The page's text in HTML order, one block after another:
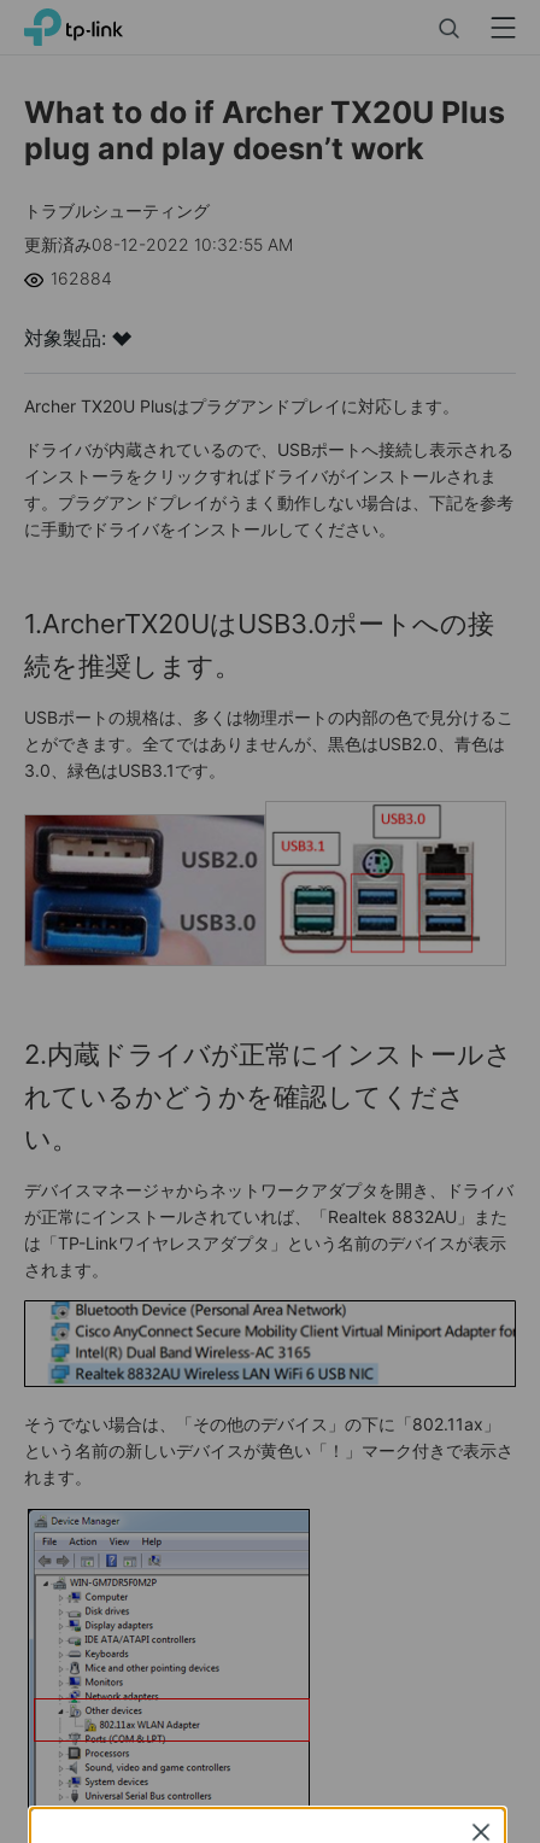
Click
navigation
bar
TP-Link, Reliably Smart Menu
What to do if Archer TX20U Plus
plug and play doesn’t work
トラブルシューティング
更新済み08-12-2022 10:32:55 AM
162884
対象製品:
Archer TX20U Plusはプラグアンドプレイに対応します。
ドライバが内蔵されているので、USBポートへ接続し表示される
インストーラをクリックすればドライバがインストールされま
す。プラグアンドプレイがうまく動作しない場合は、下記を参考
に手動でドライバをインストールしてください。
1.ArcherTX20UはUSB3.0ポートへの接
続を推奨します。
USBポートの規格は、多くは物理ポートの内部の色で見分けるこ
とができます。全てではありませんが、黒色はUSB2.0、青色は
3.0、緑色はUSB3.1です。
2.内蔵ドライバが正常にインストールさ
れているかどうかを確認してくださ
い。
デバイスマネージャからネットワークアダプタを開き、ドライバ
が正常にインストールされていれば、「Realtek 8832AU」また
は「TP-Linkワイヤレスアダプタ」という名前のデバイスが表示
されます。
そうでない場合は、「その他のデバイス」の下に「802.11ax」
という名前の新しいデバイスが黄色い「！」マーク付きで表示さ
れます。
Close